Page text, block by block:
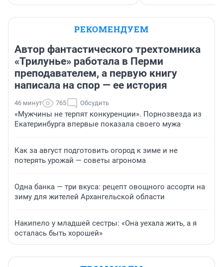
РЕКОМЕНДУЕМ
Автор фантастического трехтомника
«Трилунье» работала в Перми
преподавателем, а первую книгу
написала на спор — ее история
46 минут 765 Обсудить
«Мужчины не терпят конкуренции». Порнозвезда из
Екатеринбурга впервые показала своего мужа
Как за август подготовить огород к зиме и не
потерять урожай — советы агронома
Одна банка — три вкуса: рецепт овощного ассорти на
зиму для жителей Архангельской области
Накипело у младшей сестры: «Она уехала жить, а я
осталась быть хорошей»